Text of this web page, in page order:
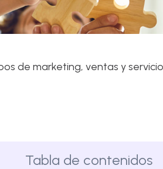
de marketing, ventas y
Tabla de contenidos